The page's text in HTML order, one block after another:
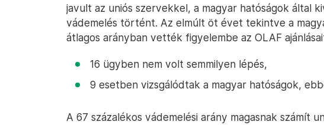
javult az uniós szervekkel, a magyar hatóságok által
vádemelés történt. Az elmúlt öt évet tekintve a
átlagos arányban vették figyelembe az OLAF
16 ügyben nem volt semmilyen lépés,
9 esetben vizsgálódtak a magyar hatóságok,
A 67 százalékos vádemelési arány magasnak számít